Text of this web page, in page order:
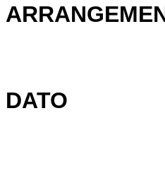
DATO